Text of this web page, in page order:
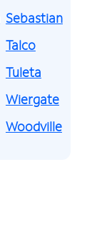
Sebastian
Talco
Tuleta
Wiergate
Woodville